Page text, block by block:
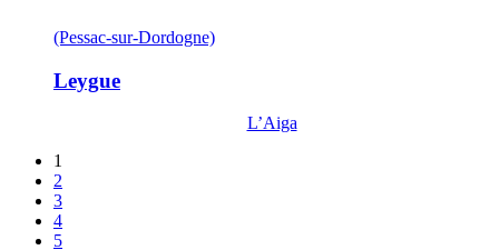
(Pessac-sur-Dordogne)
Leygue
L’Aiga
1
2
3
4
5